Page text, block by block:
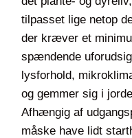
tilpasset lige netop
der kræver et
spændende
lysforhold,
og gemmer sig i
Afhængig af
måske have lidt